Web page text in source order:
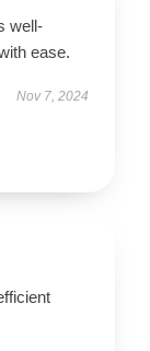
well-
ease.
Nov 7, 2024